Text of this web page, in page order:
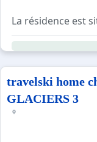
La résidence est
Elle est
Casier à ski
Tous les
Parkings
travelski home
GLACIERS 3